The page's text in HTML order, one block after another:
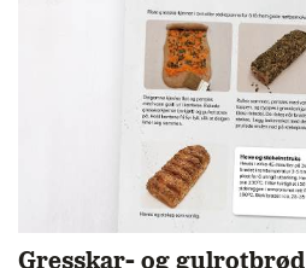
Gresskar- og gulrotbrød